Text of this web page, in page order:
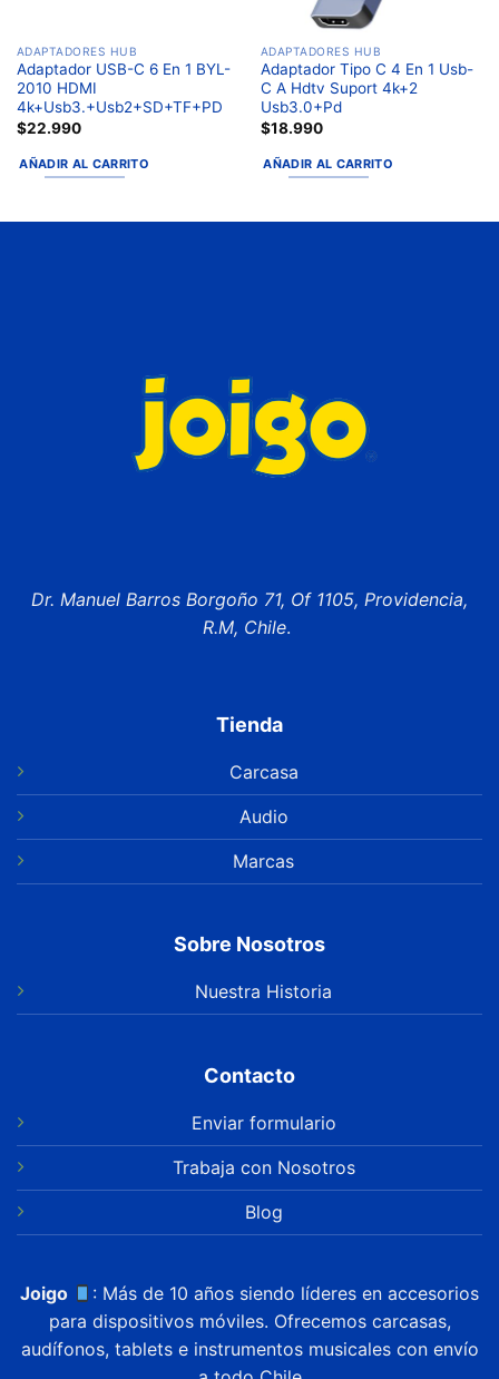
ADAPTADORES HUB
Adaptador USB-C 6 En 1 BYL-
2010 HDMI
4k+Usb3.+Usb2+SD+TF+PD
$22.990
AÑADIR AL CARRITO
ADAPTADORES HUB
Adaptador Tipo C 4 En 1 Usb-
C A Hdtv Suport 4k+2
Usb3.0+Pd
$18.990
AÑADIR AL CARRITO
Dr. Manuel Barros Borgoño 71, Of 1105, Providencia,
R.M, Chile.
Tienda
Carcasa
Audio
Marcas
Sobre Nosotros
Nuestra Historia
Contacto
Enviar formulario
Trabaja con Nosotros
Blog
Joigo
: Más de 10 años siendo líderes en accesorios
para dispositivos móviles. Ofrecemos carcasas,
audífonos, tablets e instrumentos musicales con envío